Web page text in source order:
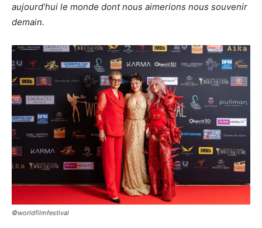
aujourd’hui le monde dont nous aimerions nous souvenir
demain.
©worldfilmfestival